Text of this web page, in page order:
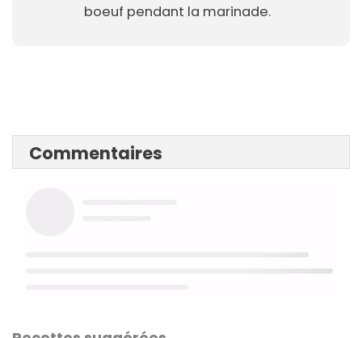
boeuf pendant la marinade.
Commentaires